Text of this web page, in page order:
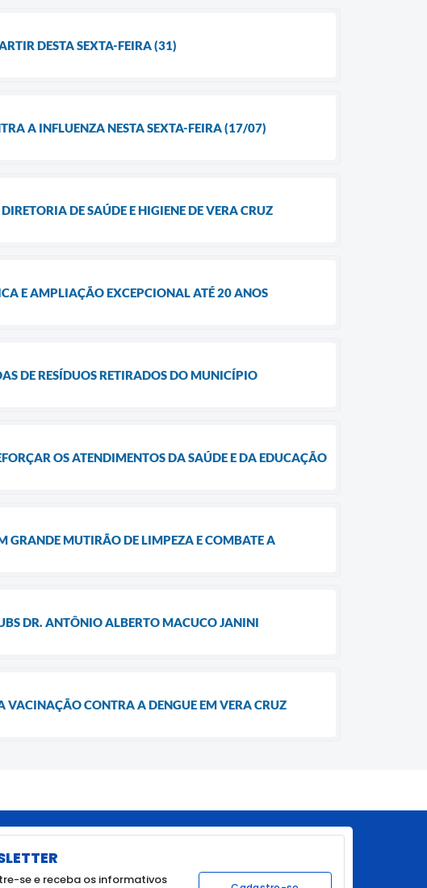
DESTA SEXTA-FEIRA (31)
A INFLUENZA NESTA SEXTA-FEIRA (17/07)
DE SAÚDE E HIGIENE DE VERA CRUZ
E AMPLIAÇÃO EXCEPCIONAL ATÉ 20 ANOS
DE RESÍDUOS RETIRADOS DO MUNICÍPIO
OS ATENDIMENTOS DA SAÚDE E DA EDUCAÇÃO
GRANDE MUTIRÃO DE LIMPEZA E COMBATE A
DR. ANTÔNIO ALBERTO MACUCO JANINI
VACINAÇÃO CONTRA A DENGUE EM VERA CRUZ
se e receba os informativos